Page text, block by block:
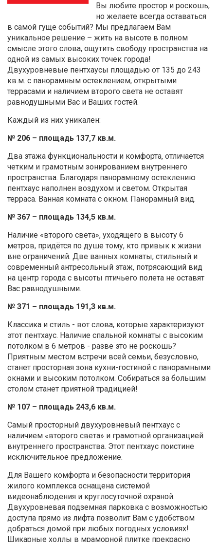
Вы любите простор и роскошь,
но желаете всегда оставаться
в самой гуще событий? Мы предлагаем Вам
уникальное решение – жить на высоте в полном
смысле этого слова, ощутить свободу пространства на
одной из самых высоких точек города!
Двухуровневые пентхаусы площадью от 135 до 243
кв.м. с панорамным остеклением, открытыми
террасами и наличием второго света не оставят
равнодушными Вас и Ваших гостей.
Каждый из них уникален:
№ 206 – площадь 137,7 кв.м.
Два этажа функциональности и комфорта, отличается
четким и грамотным зонированием внутреннего
пространства. Благодаря панорамному остеклению
пентхаус наполнен воздухом и светом. Открытая
терраса. Ванная комната с окном. Панорамный вид.
№ 367 – площадь 134,5 кв.м.
Наличие «второго света», уходящего в высоту 6
метров, придётся по душе тому, кто привык к жизни
вне ограничений. Две ванных комнаты, стильный и
современный антресольный этаж, потрясающий вид
на центр города с высоты птичьего полета не оставят
Вас равнодушными.
№ 371 – площадь 191,3 кв.м.
Классика и стиль - вот слова, которые характеризуют
этот пентхаус. Наличие спальной комнаты с высоким
потолком в 6 метров - разве это не роскошь?
Приятным местом встречи всей семьи, безусловно,
станет просторная зона кухни-гостиной с панорамными
окнами и высоким потолком. Собираться за большим
столом станет приятной традицией!
№ 107 – площадь 243,6 кв.м.
Самый просторный двухуровневый пентхаус с
наличием «второго света» и грамотной организацией
внутреннего пространства. Этот пентхаус поистине
исключительное предложение.
Для Вашего комфорта и безопасности территория
жилого комплекса оснащена системой
видеонаблюдения и круглосуточной охраной.
Двухуровневая подземная парковка с возможностью
доступа прямо из лифта позволит Вам с удобством
добраться домой при любых погодных условиях!
Шикарные холлы в мраморной плитке прекрасно